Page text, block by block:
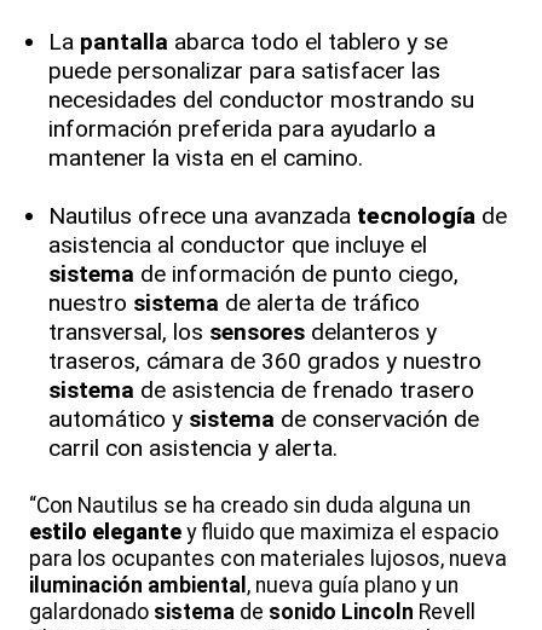
La pantalla abarca todo el tablero y se
puede personalizar para satisfacer las
necesidades del conductor mostrando su
información preferida para ayudarlo a
mantener la vista en el camino.
Nautilus ofrece una avanzada tecnología de
asistencia al conductor que incluye el
sistema de información de punto ciego,
nuestro sistema de alerta de tráfico
transversal, los sensores delanteros y
traseros, cámara de 360 grados y nuestro
sistema de asistencia de frenado trasero
automático y sistema de conservación de
carril con asistencia y alerta.
“Con Nautilus se ha creado sin duda alguna un
estilo elegante y fluido que maximiza el espacio
para los ocupantes con materiales lujosos, nueva
iluminación ambiental , nueva guía plano y un
galardonado sistema de sonido Lincoln Revell